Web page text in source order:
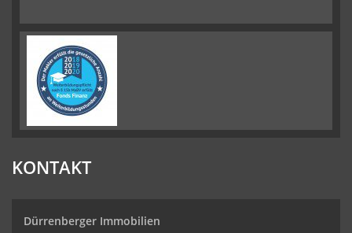
KONTAKT
Dürrenberger Immobilien